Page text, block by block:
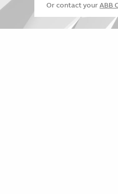
Or contact your ABB